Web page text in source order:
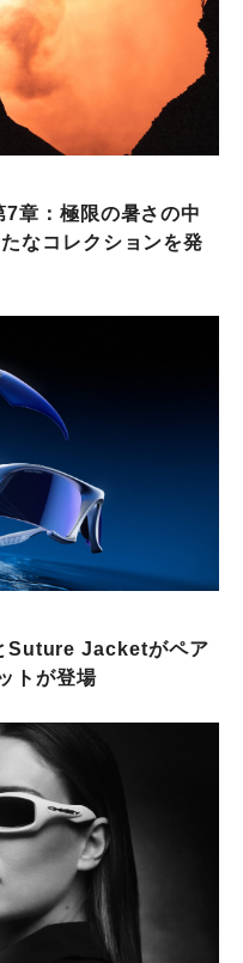
章：極限の暑さの中
なコレクションを発
Suture Jacketがペア
トが登場